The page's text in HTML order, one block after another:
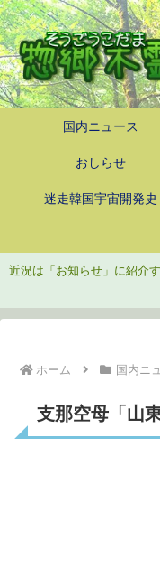
国内ニュース
おしらせ
迷走韓国宇宙開発史
近況は「お知らせ」に紹介
ホーム 国内ニ
支那空母「山